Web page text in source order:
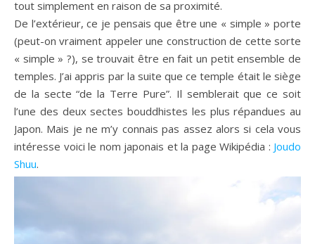
tout simplement en raison de sa proximité.
De l’extérieur, ce je pensais que être une « simple » porte
(peut-on vraiment appeler une construction de cette sorte
« simple » ?), se trouvait être en fait un petit ensemble de
temples. J’ai appris par la suite que ce temple était le siège
de la secte “de la Terre Pure”. Il semblerait que ce soit
l’une des deux sectes bouddhistes les plus répandues au
Japon. Mais je ne m’y connais pas assez alors si cela vous
intéresse voici le nom japonais et la page Wikipédia : Joudo
Shuu.